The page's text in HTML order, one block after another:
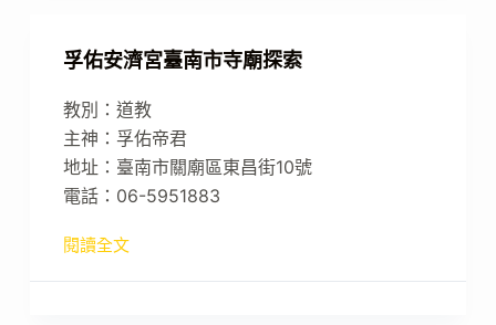
孚佑安濟宮臺南市寺廟探索
教別：道教
主神：孚佑帝君
地址：臺南市關廟區東昌街10號
電話：06-5951883
閱讀全文